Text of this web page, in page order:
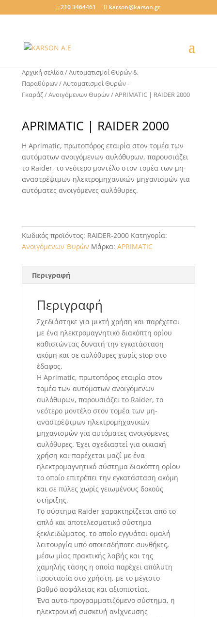
210 3464461 karson@karson.gr
Αρχική σελίδα/Αυτοματισμοί Θυρών &
Παραθύρων/Αυτοματισμοί Θυρών -
Γκαράζ/Ανοιγόμενων Θυρών/ APRIMATIC | RAIDER 2000
APRIMATIC | RAIDER 2000
Η Aprimatic, πρωτοπόρος εταιρία στον τομέα των
αυτόματων ανοιγόμενων αυλόθυρων, παρουσιάζει
το Raider, το νεότερο μοντέλο στον τομέα των μη-
αναστρέψιμων ηλεκτρομηχανικών μηχανισμών για
αυτόματες ανοιγόμενες αυλόθυρες.
Κωδικός προϊόντος: RAIDER-2000 Κατηγορία:
Ανοιγόμενων Θυρών Μάρκα: APRIMATIC
Περιγραφή
Περιγραφή
Σχεδιάστηκε για μικτή χρήση και παρέχεται
με ένα ηλεκτρομαγνητικό διακόπτη ορίου
καθιστώντας δυνατή την εγκατάσταση
ακόμη και σε αυλόθυρες χωρίς stop στο
έδαφος.
Η Aprimatic, πρωτοπόρος εταιρία στον
τομέα των αυτόματων ανοιγόμενων
αυλόθυρων, παρουσιάζει το Raider, το
νεότερο μοντέλο στον τομέα των μη-
αναστρέψιμων ηλεκτρομηχανικών
μηχανισμών για αυτόματες ανοιγόμενες
αυλόθυρες. Έχει σχεδιαστεί για οικιακή
χρήση και παρέχεται μαζί με ένα
ηλεκτρομαγνητικό σύστημα διακόπτη ορίου
το οποίο επιτρέπει την εγκατάσταση ακόμη
και σε πύλες χωρίς γειωμένους δοκούς
στήριξης.
Το σύστημα Raider χαρακτηρίζεται από το
απλό και αποτελεσματικό σύστημα
ξεκλειδώματος, το οποίο εγγυάται ομαλή
λειτουργία υπό οποιεσδήποτε συνθήκες,
μέσω μίας πρακτικής λαβής και της
χαμηλής τάσης η οποία παρέχει απόλυτη
προστασία στο χρήστη, με το μέγιστο
βαθμό ασφάλειας και αξιοπιστίας.
Ένα αυτο-προγραμματιζόμενο σύστημα, η
ηλεκτρονική συσκευή ανίχνευσης